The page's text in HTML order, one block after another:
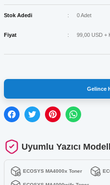
Stok Adedi 0 Adet
Fiyat 99,00 USD +
Gelince
Uyumlu Yazıcı
ECOSYS MA4000x Toner